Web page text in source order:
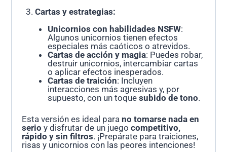
Cartas y estrategias:
Unicornios con habilidades NSFW:
Algunos unicornios tienen efectos
especiales más caóticos o atrevidos.
Cartas de acción y magia: Puedes robar,
destruir unicornios, intercambiar cartas
o aplicar efectos inesperados.
Cartas de traición: Incluyen
interacciones más agresivas y, por
supuesto, con un toquesubido de tono.
Esta versión es ideal parano tomarse nada en
serio y disfrutar de un juegocompetitivo,
rápido y sin filtros. ¡Prepárate para traiciones,
risas y unicornios con las peores intenciones!